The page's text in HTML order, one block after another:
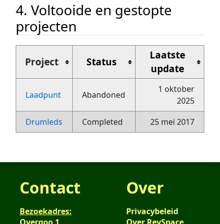
4. Voltooide en gestopte
projecten
Project Status
Laatste
update
Laadpunt Abandoned
1 oktober
2025
Drumleds
Completed 25 mei 2017
Contact
Bezoekadres:
Over
Privacybeleid